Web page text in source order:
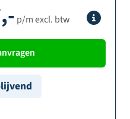
p/m excl. btw